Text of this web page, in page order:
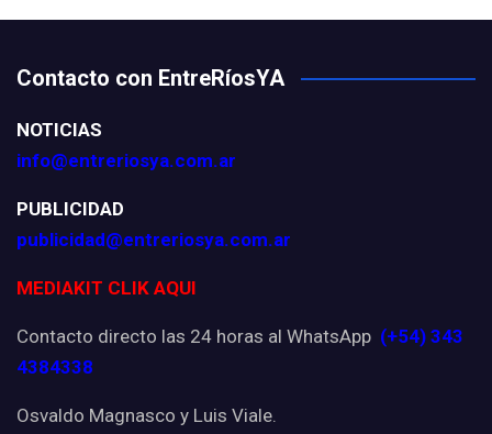
Contacto con EntreRíosYA
NOTICIAS
info@entreriosya.com.ar
PUBLICIDAD
publicidad@entreriosya.com.ar
MEDIAKIT CLIK AQUI
Contacto directo las 24 horas al WhatsApp (+54) 343
4384338
Osvaldo Magnasco y Luis Viale.